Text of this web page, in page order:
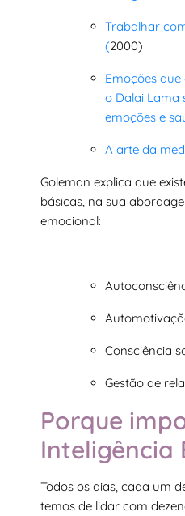
Trabalhar
(2000)
Emoções
o Dalai Lama
emoções e
A arte da
Goleman explica que
básicas, na sua
emocional:
Consciência
Gestão de
Porque
Inteligência
Todos os dias, cada um
temos de lidar com